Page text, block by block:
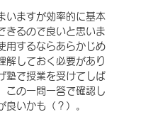
いますが効率的に基本
きるので良いと思いま
用するならあらかじめ
解しておく必要があり
塾で授業を受けてしば
この一問一答で確認し
良いかも（？）。